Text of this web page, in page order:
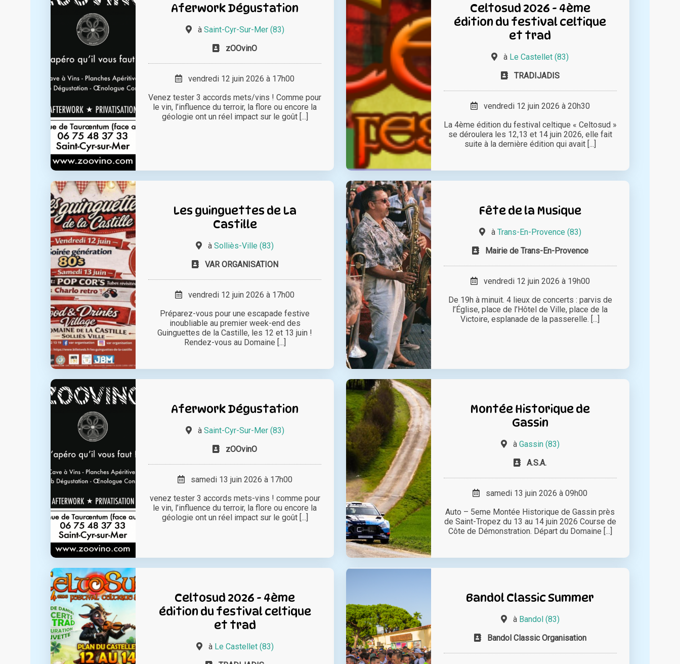
Aferwork Dégustation
à Saint-Cyr-Sur-Mer (83)
zOOvinO
vendredi 12 juin 2026 à 17h00
Venez tester 3 accords mets/vins ! Comme pour
le vin, l’influence du terroir, la flore ou encore la
géologie ont un réel impact sur le goût [...]
Celtosud 2026 - 4ème
édition du festival celtique
et trad
à Le Castellet (83)
TRADIJADIS
vendredi 12 juin 2026 à 20h30
La 4ème édition du festival celtique « Celtosud »
se déroulera les 12,13 et 14 juin 2026, elle fait
suite à la dernière édition qui avait [...]
Les guinguettes de La
Castille
àSolliès-Ville (83)
VAR ORGANISATION
vendredi 12 juin 2026 à 17h00
Préparez-vous pour une escapade festive
inoubliable au premier week-end des
Guinguettes de la Castille, les 12 et 13 juin !
Rendez-vous au Domaine [...]
Fête de la Musique
à Trans-En-Provence (83)
Mairie de Trans-En-Provence
vendredi 12 juin 2026 à 19h00
De 19h à minuit. 4 lieux de concerts : parvis de
l’Église, place de l’Hôtel de Ville, place de la
Victoire, esplanade de la passerelle. [...]
Aferwork Dégustation
à Saint-Cyr-Sur-Mer (83)
zOOvinO
samedi 13 juin 2026 à 17h00
venez tester 3 accords mets-vins ! comme pour
le vin, l’influence du terroir, la flore ou encore la
géologie ont un réel impact sur le goût [...]
Montée Historique de
Gassin
à Gassin (83)
A.S.A.
samedi 13 juin 2026 à 09h00
Auto – 5eme Montée Historique de Gassin près
de Saint-Tropez du 13 au 14 juin 2026 Course de
Côte de Démonstration. Départ du Domaine [...]
Celtosud 2026 - 4ème
édition du festival celtique
et trad
à Le Castellet (83)
Bandol Classic Summer
à Bandol (83)
Bandol Classic Organisation